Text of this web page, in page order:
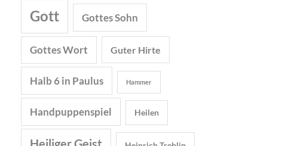
Gott Gottes Sohn
Gottes Wort Guter Hirte
Halb 6 in Paulus Hammer
Handpuppenspiel Heilen